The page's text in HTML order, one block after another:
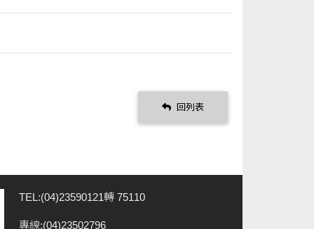
回列表
TEL:(04)23590121轉 75110
專線:(04)23502796